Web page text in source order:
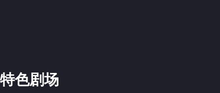
特色剧场